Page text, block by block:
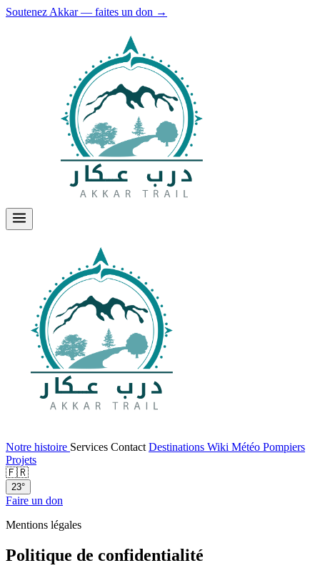
Soutenez Akkar — faites un don →
Notre histoire Services Contact Destinations Wiki Météo Pompiers
Projets
🇫🇷
23°
Faire un don
Mentions légales
Politique de confidentialité